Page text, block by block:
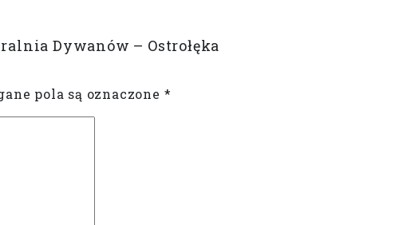
Dywanów – Ostrołęka
pola są oznaczone *